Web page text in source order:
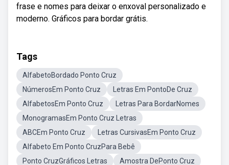
frase e nomes para deixar o enxoval personalizado e
moderno. Gráficos para bordar grátis.
Tags
AlfabetoBordado Ponto Cruz
NúmerosEm Ponto Cruz
Letras Em PontoDe Cruz
AlfabetosEm Ponto Cruz
Letras Para BordarNomes
MonogramasEm Ponto Cruz Letras
ABCEm Ponto Cruz
Letras CursivasEm Ponto Cruz
Alfabeto Em Ponto CruzPara Bebê
Ponto CruzGráficos Letras
Amostra DePonto Cruz